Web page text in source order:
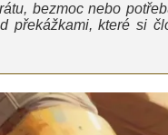
bezmoc nebo
překážkami, které si